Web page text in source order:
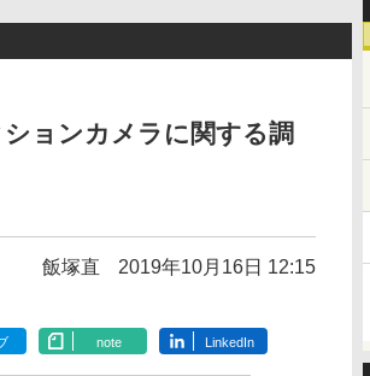
ョンカメラに関する調
飯塚直 2019年10月16日 12:15
note LinkedIn